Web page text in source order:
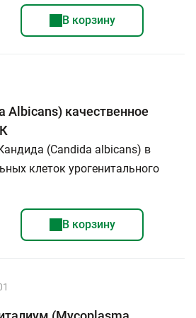
В корзину
Albicans) качественное
(Candida albicans) в
клеток урогенитального
В корзину